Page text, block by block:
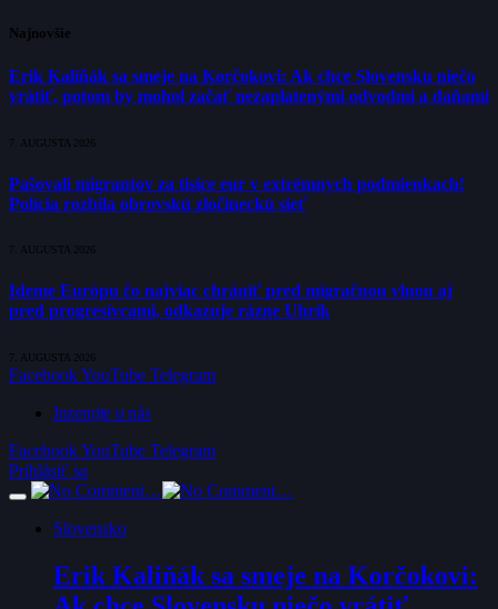
Najnovšie
Erik Kaliňák sa smeje na Korčokovi: Ak chce Slovensku niečo
vrátiť, potom by mohol začať nezaplatenými odvodmi a daňami
7. AUGUSTA 2026
Pašovali migrantov za tisíce eur v extrémnych podmienkach!
Polícia rozbila obrovskú zločineckú sieť
7. AUGUSTA 2026
Ideme Európu čo najviac chrániť pred migračnou vlnou aj
pred progresívcami, odkazuje rázne Uhrík
7. AUGUSTA 2026
FacebookYouTube Telegram
Inzerujte u nás
FacebookYouTube Telegram
Prihlásiť sa
Slovensko
Erik Kaliňák sa smeje na Korčokovi: